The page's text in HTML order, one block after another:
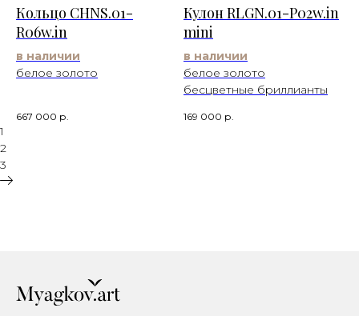
Кольцо CHNS.01-
R06w.in
в наличии
белое золото
667 000 р.
Кулон RLGN.01-P02w.in
mini
в наличии
белое золото
бесцветные бриллианты
169 000 р.
1
2
3